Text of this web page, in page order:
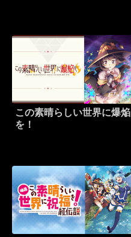
この素晴らしい世界に爆焔
を！